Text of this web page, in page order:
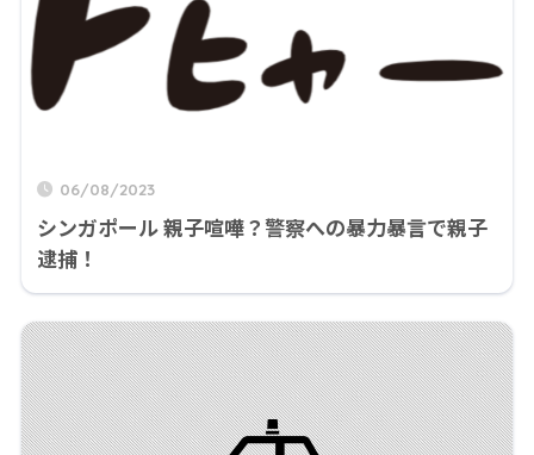
06/08/2023
シンガポール 親子喧嘩？警察への暴力暴言で親子
逮捕！